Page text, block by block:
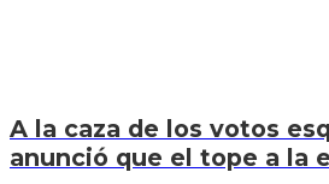
A la caza de los votos
anunció que el tope a la